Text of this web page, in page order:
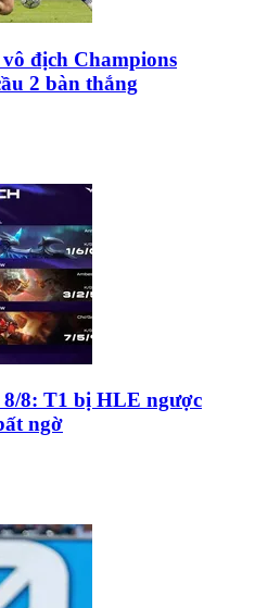
địch Champions
2 bàn thắng
8: T1 bị HLE ngược
ngờ